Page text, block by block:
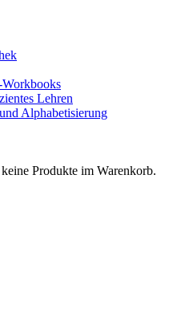
Lehren
Alphabetisierung
Produkte im Warenkorb.